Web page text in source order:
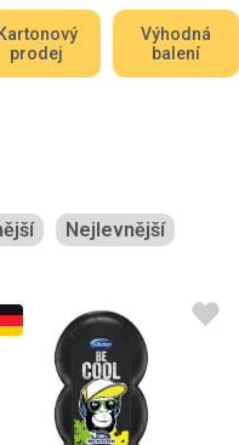
Kartonový
prodej
Výhodná
balení
Nejlevnější